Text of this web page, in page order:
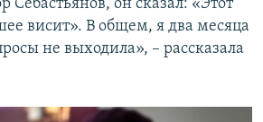
Себастьянов, он сказал: «Этот
висит». В общем, я два месяца
не выходила», – рассказала